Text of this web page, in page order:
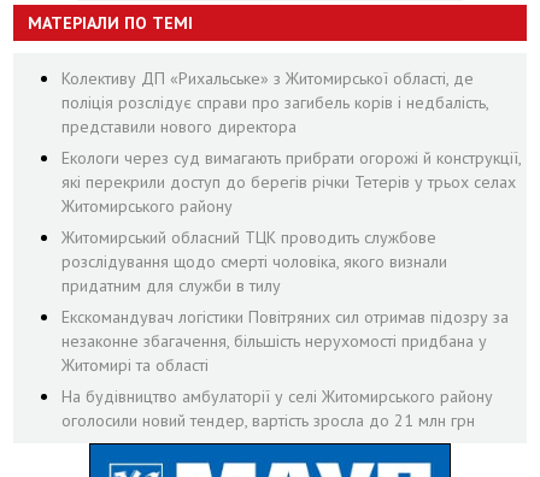
МАТЕРІАЛИ ПО ТЕМІ
Колективу ДП «Рихальське» з Житомирської області, де
поліція розслідує справи про загибель корів і недбалість,
представили нового директора
Екологи через суд вимагають прибрати огорожі й конструкції,
які перекрили доступ до берегів річки Тетерів у трьох селах
Житомирського району
Житомирський обласний ТЦК проводить службове
розслідування щодо смерті чоловіка, якого визнали
придатним для служби в тилу
Екскомандувач логістики Повітряних сил отримав підозру за
незаконне збагачення, більшість нерухомості придбана у
Житомирі та області
На будівництво амбулаторії у селі Житомирського району
оголосили новий тендер, вартість зросла до 21 млн грн